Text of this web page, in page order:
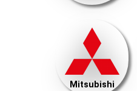
Mitsubishi